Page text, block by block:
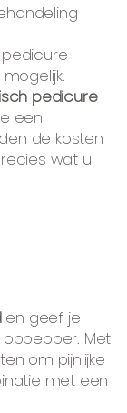
pedicure
een
de kosten
wat u
en geef je
Met
om pijnlijke
met een